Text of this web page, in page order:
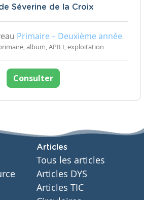
Séverine de la Croix
Primaire – Deuxième année
album, APILI, exploitation
Consulter
Articles
Tous les articles
Articles DYS
Articles TIC